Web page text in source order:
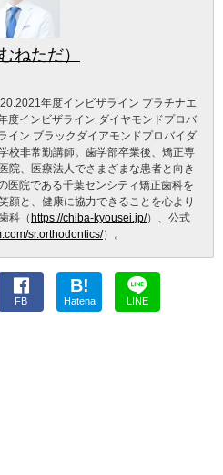
ねただ）
年度インビザライン プラチナエ
度インビザライン ダイヤモンドプロバ
イン ブラックダイアモンドプロバイダ
校非常勤講師。歯学部卒業後、矯正専
院、医療法人でさまざまな患者と向き
医院である千葉センシティ矯正歯科を
顔と、健康に協力できることを心より
科（https://chiba-kyousei.jp/）、公式
sr.orthodontics/）。
FB
B!
Hatena LINE